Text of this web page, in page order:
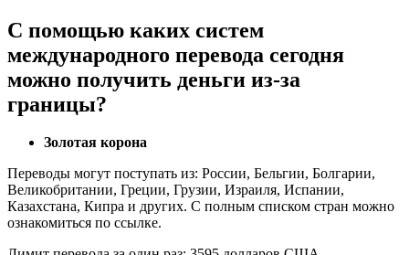
С помощью каких систем
международного перевода сегодня
можно получить деньги из-за
границы?
Золотая корона
Переводы могут поступать из: России, Бельгии, Болгарии,
Великобритании, Греции, Грузии, Израиля, Испании,
Казахстана, Кипра и других. С полным списком стран можно
ознакомиться по ссылке.